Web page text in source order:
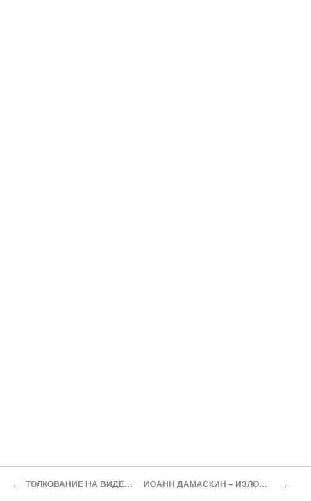
← ТОЛКОВАНИЕ НА ВИДЕНИЯ ПРОРОКА ДАНИИЛА, 7:7-28 ИОАНН ДАМАСКИН – ИЗЛОЖЕНИЕ ПРАВОСЛАВНОЙ ВЕРЫ, IV, 26 →